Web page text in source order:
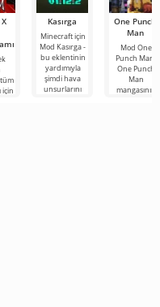
için
Kasırga
Minecraft için
Mod Kasırga -
bu eklentinin
yardımıyla
şimdi hava
unsurlarını
One Punch
Man
Mod One
Punch Man,
One Punch
Man
mangasının